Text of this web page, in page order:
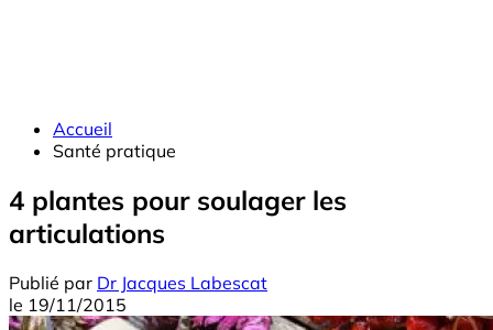
Accueil
Santé pratique
4 plantes pour soulager les
articulations
Publié par Dr Jacques Labescat
le 19/11/2015